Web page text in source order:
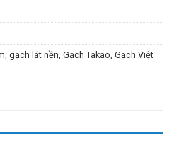
, gạch lát nền, Gạch Takao, Gạch Việt